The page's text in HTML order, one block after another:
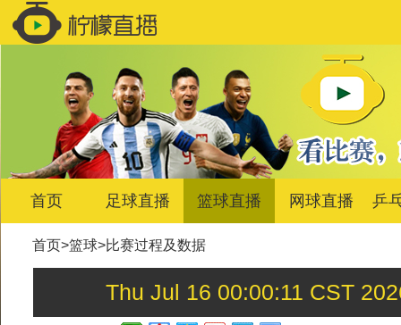
首页 足球直播 篮球直播 网球直播 乒
首页>篮球>比赛过程及数据
Thu Jul 16 00:00:11 CST